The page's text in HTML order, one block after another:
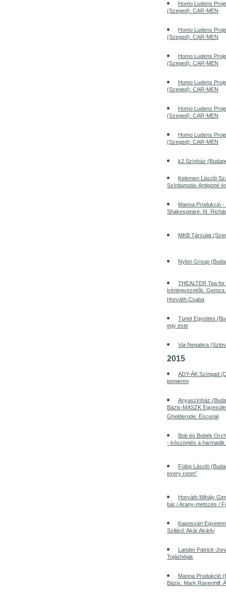
Homo Ludens
(Szeged): CAR-MEN
Homo Ludens
(Szeged): CAR-MEN
Homo Ludens
(Szeged): CAR-MEN
Homo Ludens
(Szeged): CAR-MEN
Homo Ludens
(Szeged): CAR-MEN
Homo Ludens
(Szeged): CAR-MEN
k2 Színház
Kelemen László
Színitanoda: Antigoné
Manna Produkció
Shakespeare: III.
MKB Társulat
Nylon Group
THEALTER Tea
tréningvezetők:
Horváth Csaba
Tünet Együttes
egy este
Via Negativa
2015
ADY-ÁK Színpad
tengeren
Anyaszínház
Bázis-MASZK
Ghelderode: Escurial
Bob és Bobék
- köszöntés a
Fülöp László
every room”
Horváth Mihály
bár / Arany-metszés /
Kaposvári
Szilárd: Akár Akárki
Lander Patrick-
Tojáshéjak
Manna Produkció
Bázis: Mark Ravenhill: